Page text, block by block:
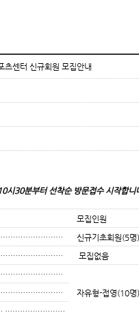
츠센터 신규회원 모집안내
시30분부터 선착순 방문접수 시작합니
모집인원
신규기초회원(5명
모집없음
자유형-접영(10명
……………………